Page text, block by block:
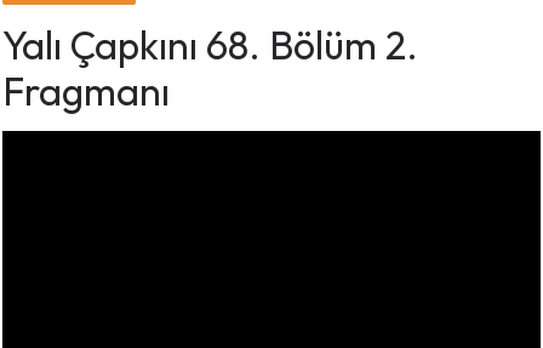
Yalı Çapkını 68. Bölüm 2.
Fragmanı